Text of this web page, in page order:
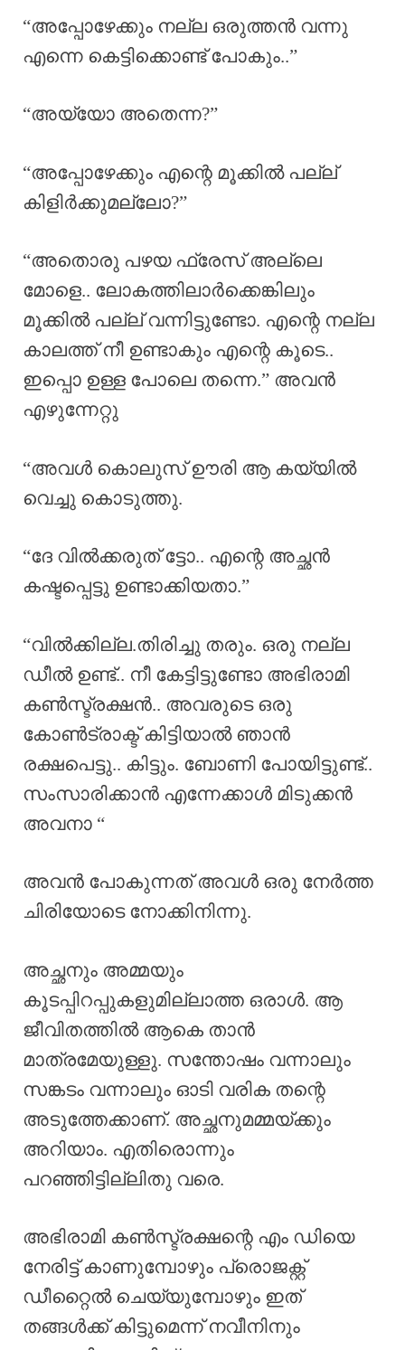
“അപ്പോഴേക്കും നല്ല ഒരുത്തൻ വന്നു
എന്നെ കെട്ടിക്കൊണ്ട് പോകും..”
“അയ്യോ അതെന്ന?”
“അപ്പോഴേക്കും എന്റെ മൂക്കിൽ പല്ല്
കിളിർക്കുമല്ലോ?”
“അതൊരു പഴയ ഫ്രേസ് അല്ലെ
മോളെ.. ലോകത്തിലാർക്കെങ്കിലും
മൂക്കിൽ പല്ല് വന്നിട്ടുണ്ടോ. എന്റെ നല്ല
കാലത്ത് നീ ഉണ്ടാകും എന്റെ കൂടെ..
ഇപ്പൊ ഉള്ള പോലെ തന്നെ.” അവൻ
എഴുന്നേറ്റു
“അവൾ കൊലുസ് ഊരി ആ കയ്യിൽ
വെച്ചു കൊടുത്തു.
“ദേ വിൽക്കരുത് ട്ടോ.. എന്റെ അച്ഛൻ
കഷ്ടപ്പെട്ടു ഉണ്ടാക്കിയതാ.”
“വിൽക്കില്ല.തിരിച്ചു തരും. ഒരു നല്ല
ഡീൽ ഉണ്ട്.. നീ കേട്ടിട്ടുണ്ടോ അഭിരാമി
കൺസ്ട്രക്ഷൻ.. അവരുടെ ഒരു
കോൺട്രാക്ട് കിട്ടിയാൽ ഞാൻ
രക്ഷപെട്ടു.. കിട്ടും. ബോണി പോയിട്ടുണ്ട്..
സംസാരിക്കാൻ എന്നേക്കാൾ മിടുക്കൻ
അവനാ “
അവൻ പോകുന്നത് അവൾ ഒരു നേർത്ത
ചിരിയോടെ നോക്കിനിന്നു.
അച്ഛനും അമ്മയും
കൂടപ്പിറപ്പുകളുമില്ലാത്ത ഒരാൾ. ആ
ജീവിതത്തിൽ ആകെ താൻ
മാത്രമേയുള്ളു. സന്തോഷം വന്നാലും
സങ്കടം വന്നാലും ഓടി വരിക തന്റെ
അടുത്തേക്കാണ്. അച്ഛനുമമ്മയ്ക്കും
അറിയാം. എതിരൊന്നും
പറഞ്ഞിട്ടില്ലിതു വരെ.
അഭിരാമി കൺസ്ട്രക്ഷന്റെ എം ഡിയെ
നേരിട്ട് കാണുമ്പോഴും പ്രൊജക്റ്റ്‌
ഡീറ്റൈൽ ചെയ്യുമ്പോഴും ഇത്
തങ്ങൾക്ക് കിട്ടുമെന്ന് നവീനിനും